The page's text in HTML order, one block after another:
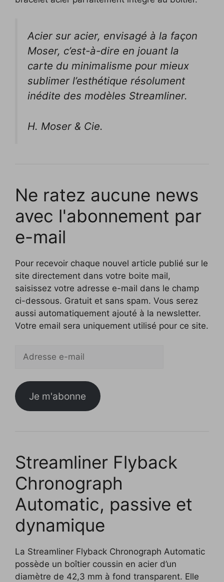
Acier sur acier, envisagé à la façon
Moser, c’est-à-dire en jouant la
carte du minimalisme pour mieux
sublimer l’esthétique résolument
inédite des modèles Streamliner.
H. Moser & Cie.
Ne ratez aucune news
avec l'abonnement par
e-mail
Pour recevoir chaque nouvel article publié sur le
site directement dans votre boite mail,
saisissez votre adresse e-mail dans le champ
ci-dessous. Gratuit et sans spam. Vous serez
aussi automatiquement ajouté à la newsletter.
Votre email sera uniquement utilisé pour ce site.
e-
Je m'abonne
Streamliner Flyback
Chronograph
Automatic, passive et
dynamique
La Streamliner Flyback Chronograph Automatic
possède un boîtier coussin en acier d’un
diamètre de 42,3 mm à fond transparent. Elle